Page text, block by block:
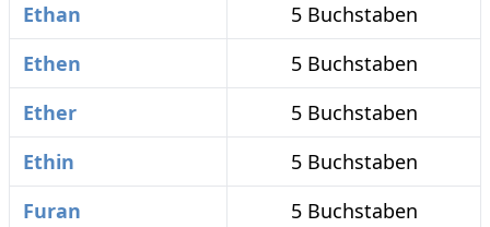
Ethan
5 Buchstaben
Ethen
5 Buchstaben
Ether
5 Buchstaben
Ethin
5 Buchstaben
Furan
5 Buchstaben